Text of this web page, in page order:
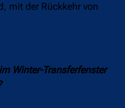
mit der Rückkehr von
Winter-Transferfenster